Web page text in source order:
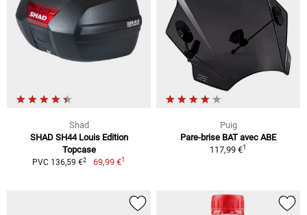
Shad
SHAD SH44 Louis Edition
Topcase
PVC 136,59 €2 69,99 €1
Puig
Pare-brise BAT avec ABE
117,99 €1